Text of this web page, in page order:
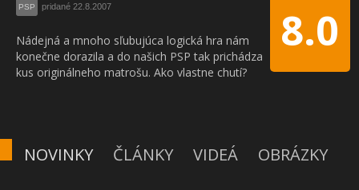
8.0
PSP pridané 22.8.2007
Nádejná a mnoho sľubujúca logická hra nám
konečne dorazila a do našich PSP tak prichádza
kus originálneho matrošu. Ako vlastne chutí?
NOVINKY ČLÁNKY VIDEÁ OBRÁZKY